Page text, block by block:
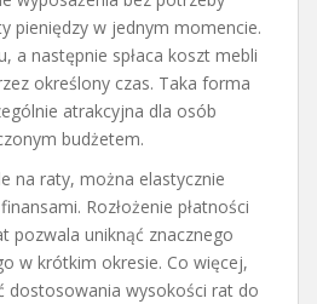
pieniędzy w jednym momencie.
a następnie spłaca koszt mebli
określony czas. Taka forma
atrakcyjna dla osób
budżetem.
na raty, można elastycznie
Rozłożenie płatności
pozwala uniknąć znacznego
w krótkim okresie. Co więcej,
dostosowania wysokości rat do